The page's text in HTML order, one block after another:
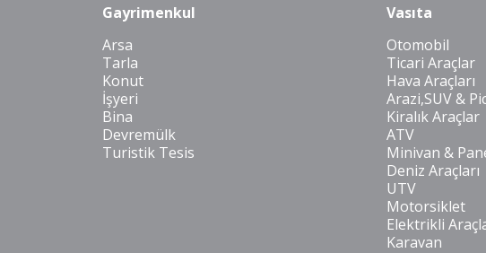
Gayrimenkul
Arsa
Tarla
Konut
İşyeri
Bina
Devremülk
Turistik Tesis
Vasıta
Otomobil
Ticari Araçlar
Hava Araçları
Arazi,SUV &
Kiralık Araçlar
ATV
Minivan &
Deniz Araçları
UTV
Motorsiklet
Elektrikli
Karavan